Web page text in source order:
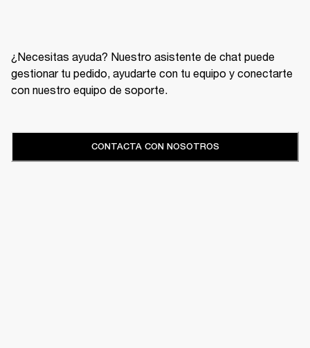
¿Necesitas ayuda? Nuestro asistente de chat puede
gestionar tu pedido, ayudarte con tu equipo y conectarte
con nuestro equipo de soporte.
CONTACTA CON NOSOTROS